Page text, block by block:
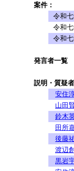
案件：
令和
令和
令和
発言者一覧
説明・質疑
安住
山田
鈴木
田所
後藤
渡辺
黒岩